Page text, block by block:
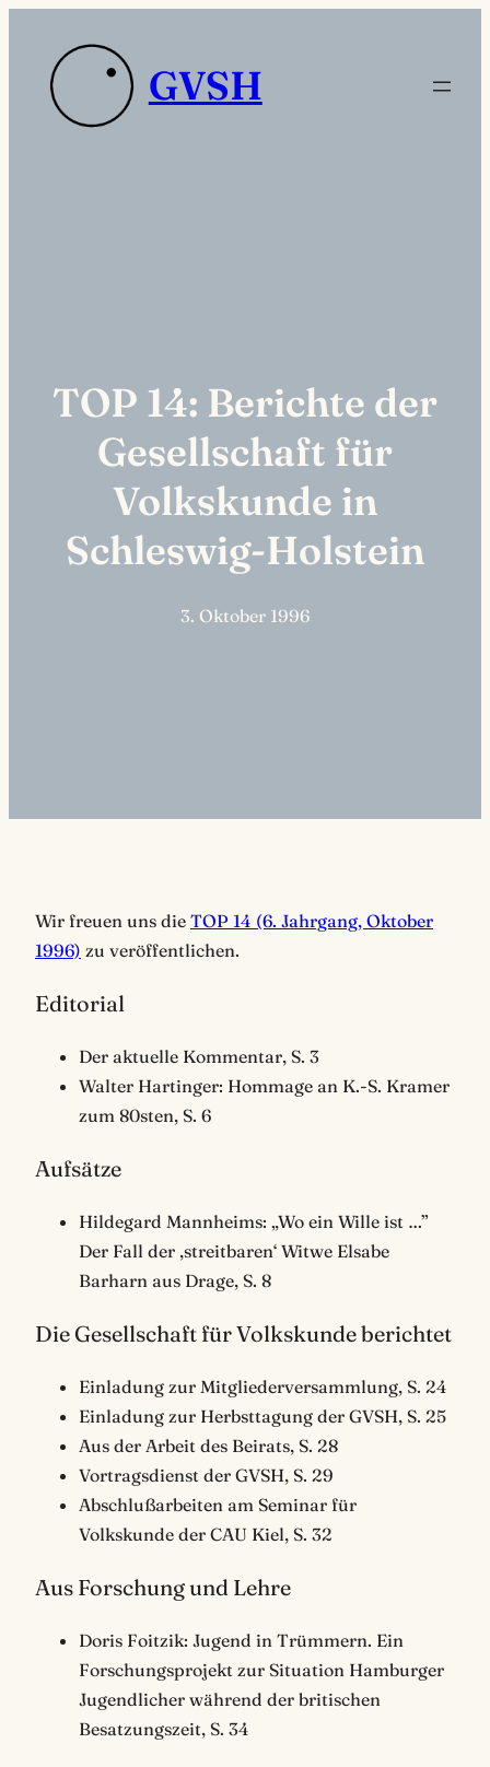
springen
GVSHsdas
TOP 14: Berichte der
Gesellschaft für
Volkskunde in
Schleswig-Holstein
3. Oktober 1996
Wir freuen uns die TOP 14 (6. Jahrgang, Oktober
1996) zu veröffentlichen.
Editorial
Der aktuelle Kommentar, S. 3
Walter Hartinger: Hommage an K.-S. Kramer
zum 80sten, S. 6
Aufsätze
Hildegard Mannheims: „Wo ein Wille ist …”
Der Fall der ,streitbaren‘ Witwe Elsabe
Barharn aus Drage, S. 8
Die Gesellschaft für Volkskunde berichtet
Einladung zur Mitgliederversammlung, S. 24
Einladung zur Herbsttagung der GVSH, S. 25
Aus der Arbeit des Beirats, S. 28
Vortragsdienst der GVSH, S. 29
Abschlußarbeiten am Seminar für
Volkskunde der CAU Kiel, S. 32
Aus Forschung und Lehre
Doris Foitzik: Jugend in Trümmern. Ein
Forschungsprojekt zur Situation Hamburger
Jugendlicher während der britischen
Besatzungszeit, S. 34